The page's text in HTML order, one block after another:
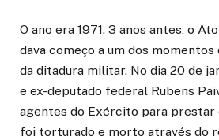
O ano era 1971. 3 anos antes, o
dava começo a um dos
da ditadura militar. No dia 20 de
e ex-deputado federal Rubens
agentes do Exército para prestar
foi torturado e morto através do